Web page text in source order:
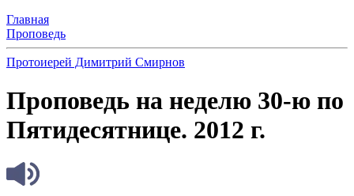
Главная
Проповедь
Протоиерей Димитрий Смирнов
Проповедь на неделю 30-ю по
Пятидесятнице. 2012 г.